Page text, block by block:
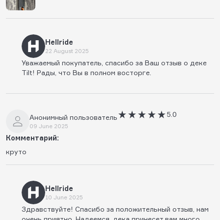
Hellride
22 August 2025
Уважаемый покупатель, спасибо за Ваш отзыв о деке
Tilt! Рады, что Вы в полном восторге.
Анонимный пользователь
09 June 2025
5.0
Комментарий:
круто
Hellride
10 June 2025
Здравствуйте! Спасибо за положительный отзыв, нам